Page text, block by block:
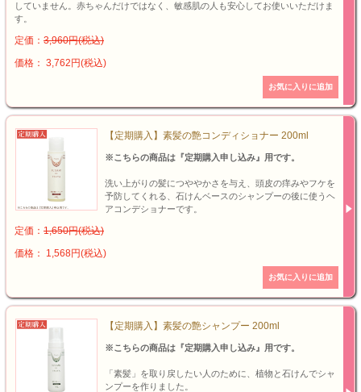
していません。赤ちゃんだけではなく、敏感肌の人も安心してお使いいただけま
す。
定価： 3,960円(税込)
価格： 3,762円(税込)
【定期購入】素髪の艶コンディショナー 200ml
※こちらの商品は『定期購入申し込み』用です。
洗い上がりの髪につややかさを与え、頭皮の痒みやフケを
予防してくれる、石けんベースのシャンプーの後に使うヘ
アコンデショナーです。
定価： 1,650円(税込)
価格： 1,568円(税込)
【定期購入】素髪の艶シャンプー 200ml
※こちらの商品は『定期購入申し込み』用です。
「素髪」を取り戻したい人のために、植物と石けんでシャ
ンプーを作りました。